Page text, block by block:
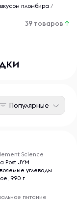
пломбира /
39 товаров ↑
Популярные
Science
Post JYM
углеводы
990 г
питание